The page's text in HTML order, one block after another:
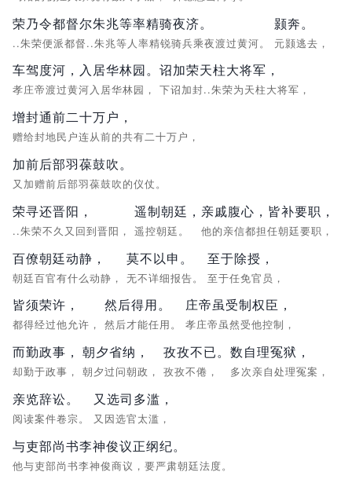
荣乃令都督尔朱兆等率精骑夜济。
..朱荣便派都督..朱兆等人率精锐骑兵乘夜渡过黄河。
颢奔。
元颢逃去，
车驾度河，入居华林园。
孝庄帝渡过黄河入居华林园，
诏加荣天柱大将军，
下诏加封..朱荣为天柱大将军，
增封通前二十万户，
赠给封地民户连从前的共有二十万户，
加前后部羽葆鼓吹。
又加赠前后部羽葆鼓吹的仪仗。
荣寻还晋阳，
..朱荣不久又回到晋阳，
遥制朝廷，
遥控朝廷。
亲戚腹心，皆补要职，
他的亲信都担任朝廷要职，
百僚朝廷动静，
朝廷百官有什么动静，
莫不以申。
无不详细报告。
至于除授，
至于任免官员，
皆须荣许，
都得经过他允许，
然后得用。
然后才能任用。
庄帝虽受制权臣，
孝庄帝虽然受他控制，
而勤政事，
却勤于政事，
朝夕省纳，
朝夕过问朝政，
孜孜不已。
孜孜不倦，
数自理冤狱，
多次亲自处理冤案，
亲览辞讼。
阅读案件卷宗。
又选司多滥，
又因选官太滥，
与吏部尚书李神俊议正纲纪。
他与吏部尚书李神俊商议，要严肃朝廷法度。